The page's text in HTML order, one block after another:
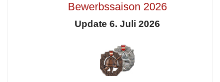
Bewerbssaison 2026
Update 6. Juli 2026